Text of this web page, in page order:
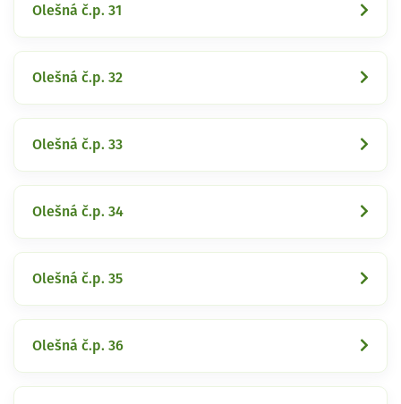
Olešná č.p. 31
Olešná č.p. 32
Olešná č.p. 33
Olešná č.p. 34
Olešná č.p. 35
Olešná č.p. 36